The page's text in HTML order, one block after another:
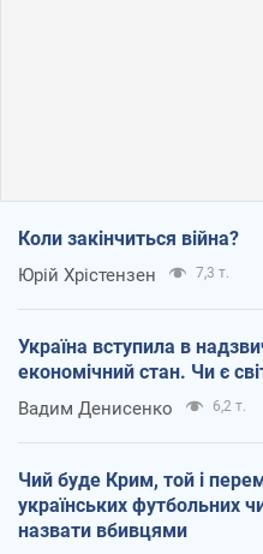
Коли закінчиться війна?
Юрій Хрістензен 7,3 т.
Україна вступила в
економічний стан. Чи є
Вадим Денисенко 6,2 т.
Чий буде Крим, той і
українських футбольних
назвати вбивцями